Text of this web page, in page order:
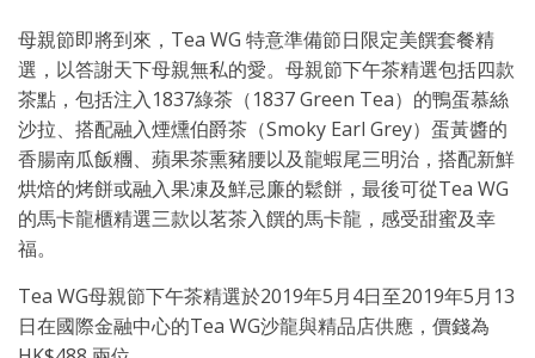
母親節即將到來，Tea WG 特意準備節日限定美饌套餐精
選，以答謝天下母親無私的愛。母親節下午茶精選包括四款
茶點，包括注入1837綠茶（1837 Green Tea）的鴨蛋慕絲
沙拉、搭配融入煙燻伯爵茶（Smoky Earl Grey）蛋黃醬的
香腸南瓜飯糰、蘋果茶熏豬腰以及龍蝦尾三明治，搭配新鮮
烘焙的烤餅或融入果凍及鮮忌廉的鬆餅，最後可從Tea WG
的馬卡龍櫃精選三款以茗茶入饌的馬卡龍，感受甜蜜及幸
福。
Tea WG母親節下午茶精選於2019年5月4日至2019年5月13
日在國際金融中心的Tea WG沙龍與精品店供應，價錢為